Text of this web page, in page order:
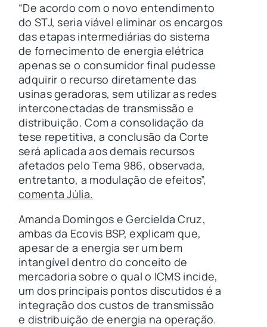
“De acordo com o novo entendimento
do STJ, seria viável eliminar os encargos
das etapas intermediárias do sistema
de fornecimento de energia elétrica
apenas se o consumidor final pudesse
adquirir o recurso diretamente das
usinas geradoras, sem utilizar as redes
interconectadas de transmissão e
distribuição. Com a consolidação da
tese repetitiva, a conclusão da Corte
será aplicada aos demais recursos
afetados pelo Tema 986, observada,
entretanto, a modulação de efeitos”,
comenta Júlia.
Amanda Domingos e Gercielda Cruz,
ambas da Ecovis BSP, explicam que,
apesar de a energia ser um bem
intangível dentro do conceito de
mercadoria sobre o qual o ICMS incide,
um dos principais pontos discutidos é a
integração dos custos de transmissão
e distribuição de energia na operação.